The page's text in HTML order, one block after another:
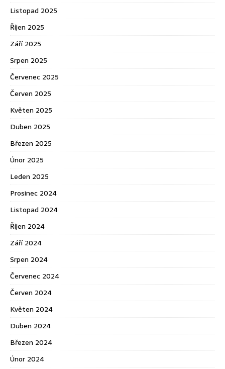
Listopad 2025
Říjen 2025
Září 2025
Srpen 2025
Červenec 2025
Červen 2025
Květen 2025
Duben 2025
Březen 2025
Únor 2025
Leden 2025
Prosinec 2024
Listopad 2024
Říjen 2024
Září 2024
Srpen 2024
Červenec 2024
Červen 2024
Květen 2024
Duben 2024
Březen 2024
Únor 2024